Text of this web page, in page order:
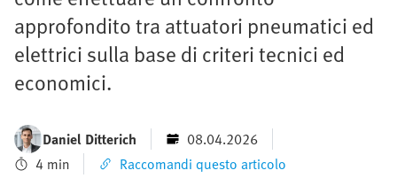
approfondito tra attuatori pneumatici ed
elettrici sulla base di criteri tecnici ed
economici.
Daniel Ditterich
08.04.2026
4 min
Raccomandi questo articolo